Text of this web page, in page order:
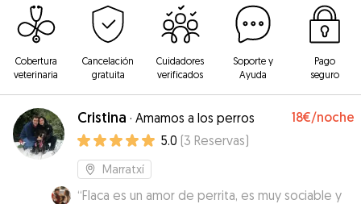
Cobertura
veterinaria
Cancelación
gratuita
Cuidadores
verificados
Soporte y
Ayuda
Pago
seguro
Cristina · Amamos a los perros 18€/noche
5.0 (3 Reservas)
Marratxí
“Flaca es un amor de perrita, es muy sociable y